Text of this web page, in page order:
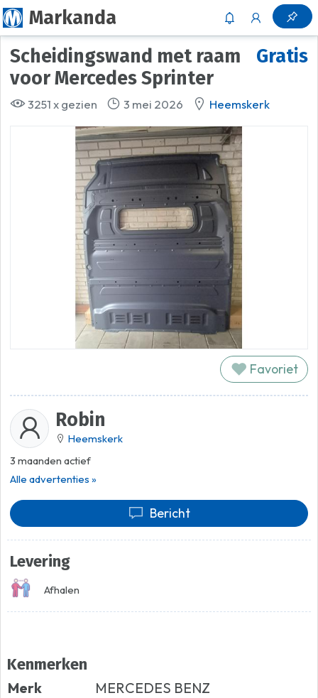
Markanda
Gratis
Scheidingswand met raam
voor Mercedes Sprinter
3251 x gezien 3 mei 2026 Heemskerk
Favoriet
Robin
Heemskerk
3 maanden actief
Alle advertenties »
Bericht
Levering
Afhalen
Kenmerken
Merk
MERCEDES BENZ